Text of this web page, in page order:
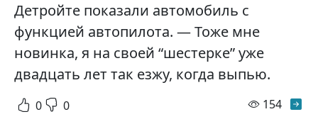
Детройте показали автомобиль с
функцией автопилота. — Тоже мне
новинка, я на своей “шестерке” уже
двадцать лет так езжу, когда выпью.
0 0 154